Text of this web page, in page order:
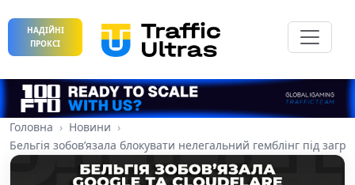
НАДІЙНІ
ПРОКСІ
Головна
Новини
Бельгія зобов’язала блокувати нелегальний гемблінг під